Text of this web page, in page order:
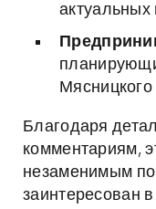
актуальных
Благодаря
комментариям,
незаменимым
заинтересован